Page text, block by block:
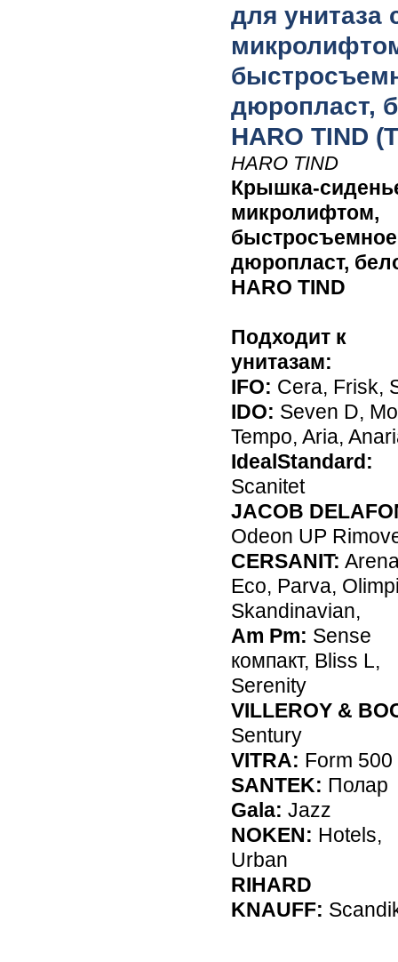
для унитаза
дюропласт,
HARO TIND
HARO TIND
Крышка-
микролифтом,
дюропласт,
HARO TIND
Подходит к
унитазам:
IFO: Cera, Frisk,
IDO: Seven D,
Tempo, Aria,
IdealStandard:
Scanitet
JACOB
Odeon UP
CERSANIT:
Eco, Parva,
Skandinavian,
Am Pm: Sense
компакт, Bliss L,
Serenity
VILLEROY &
Sentury
VITRA: Form 500
SANTEK: Полар
Gala: Jazz
NOKEN: Hotels,
Urban
RIHARD
KNAUFF: